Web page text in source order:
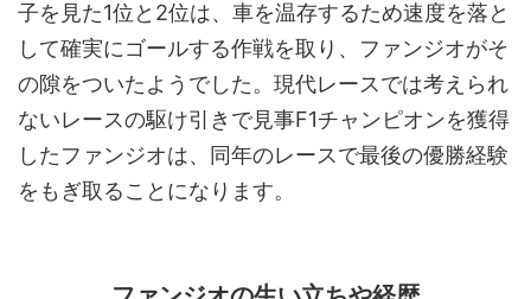
子を見た1位と2位は、車を温存するため速度を落と
して確実にゴールする作戦を取り、ファンジオがそ
の隙をついたようでした。現代レースでは考えられ
ないレースの駆け引きで見事F1チャンピオンを獲得
したファンジオは、同年のレースで最後の優勝経験
をもぎ取ることになります。